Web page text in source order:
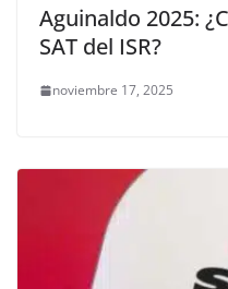
Aguinaldo 2025:
SAT del ISR?
noviembre 17, 2025